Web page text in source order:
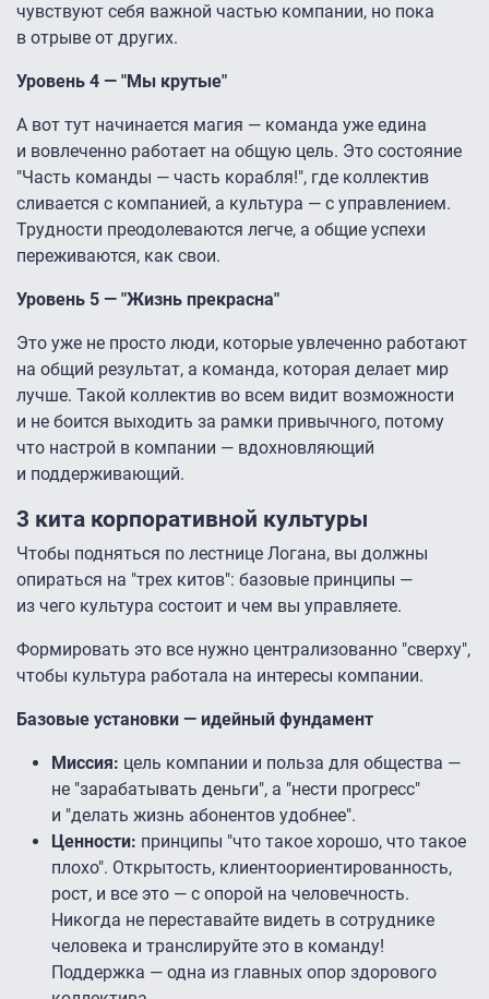
чувствуют себя важной частью компании, но пока
в отрыве от других.
Уровень 4 — "Мы крутые"
А вот тут начинается магия — команда уже едина
и вовлеченно работает на общую цель. Это состояние
"Часть команды — часть корабля!", где коллектив
сливается с компанией, а культура — с управлением.
Трудности преодолеваются легче, а общие успехи
переживаются, как свои.
Уровень 5 — "Жизнь прекрасна"
Это уже не просто люди, которые увлеченно работают
на общий результат, а команда, которая делает мир
лучше. Такой коллектив во всем видит возможности
и не боится выходить за рамки привычного, потому
что настрой в компании — вдохновляющий
и поддерживающий.
3 кита корпоративной культуры
Чтобы подняться по лестнице Логана, вы должны
опираться на "трех китов": базовые принципы —
из чего культура состоит и чем вы управляете.
Формировать это все нужно централизованно "сверху",
чтобы культура работала на интересы компании.
Базовые установки — идейный фундамент
Миссия: цель компании и польза для общества —
не "зарабатывать деньги", а "нести прогресс"
и "делать жизнь абонентов удобнее".
Ценности: принципы "что такое хорошо, что такое
плохо". Открытость, клиентоориентированность,
рост, и все это — с опорой на человечность.
Никогда не переставайте видеть в сотруднике
человека и транслируйте это в команду!
Поддержка — одна из главных опор здорового